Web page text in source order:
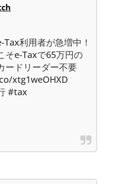
Tax利用者が急増中！
そe-Taxで65万円の
ドリーダー不要
xtg1weOHXD
#tax